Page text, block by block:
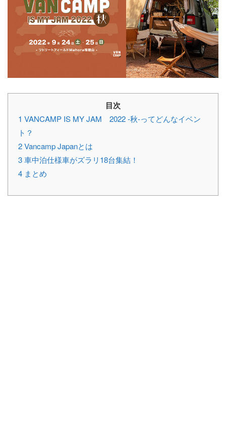
目次
1 VANCAMP IS MY JAM 2022 -秋-ってどんなイベン
ト？
2Vancamp Japanとは
3車中泊仕様車がズラリ18台集結！
4 まとめ